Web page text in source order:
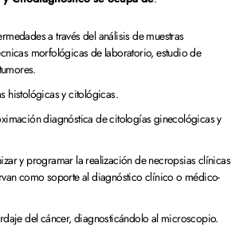
a través del análisis de muestras
morfológicas de laboratorio, estudio de
histológicas y citológicas.
diagnóstica de citologías ginecológicas y
y programar la realización de necropsias clínicas
como soporte al diagnóstico clínico o médico-
del cáncer, diagnosticándolo al microscopio.